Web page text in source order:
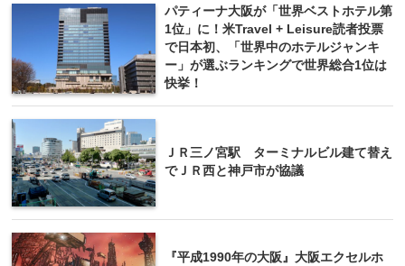
パティーナ大阪が「世界ベストホテル第
1位」に！米Travel + Leisure読者投票
で日本初、「世界中のホテルジャンキ
ー」が選ぶランキングで世界総合1位は
快挙！
ＪＲ三ノ宮駅 ターミナルビル建て替え
でＪＲ西と神戸市が協議
『平成1990年の大阪』大阪エクセルホ